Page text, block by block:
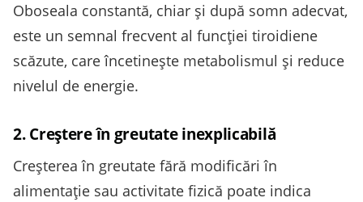
Oboseala constantă, chiar și după somn adecvat,
este un semnal frecvent al funcției tiroidiene
scăzute, care încetinește metabolismul și reduce
nivelul de energie.
2. Creștere în greutate inexplicabilă
Creșterea în greutate fără modificări în
alimentație sau activitate fizică poate indica